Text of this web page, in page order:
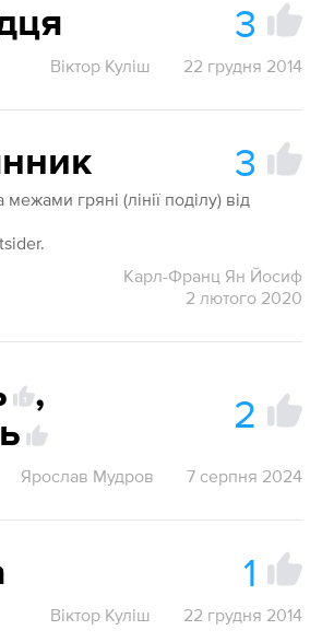
3
Віктор Куліш 22 грудня 2014
3
гряні (лінії поділу) від
Карл-Франц Ян Йосиф
2 лютого 2020
,
2
Ярослав Мудров 7 серпня 2024
1
Віктор Куліш 22 грудня 2014